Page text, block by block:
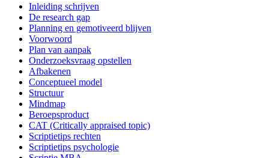
Inleiding schrijven
De research gap
Planning en gemotiveerd blijven
Voorwoord
Plan van aanpak
Onderzoeksvraag opstellen
Afbakenen
Conceptueel model
Structuur
Mindmap
Beroepsproduct
CAT (Critically appraised topic)
Scriptietips rechten
Scriptietips psychologie